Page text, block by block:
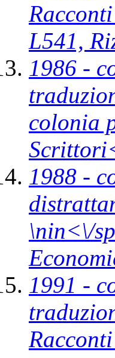
L541,
1986 -
colonia
1988 -
\nin<\/
1991 -